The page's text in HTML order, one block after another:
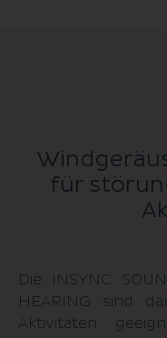
für
Die INSYNC
HEARING sind
Aktivitäten